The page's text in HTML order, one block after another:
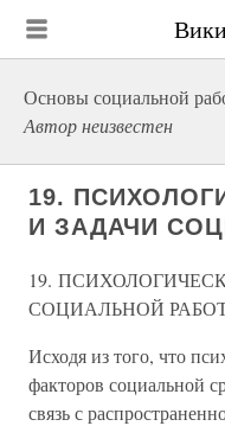
Основы социальной
Автор неизвестен
19.
И ЗАДАЧИ
19.
СОЦИАЛЬНОЙ
Исходя из того, что
факторов социальной
связь с